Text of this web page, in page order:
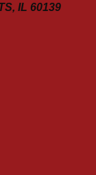
IL 60139